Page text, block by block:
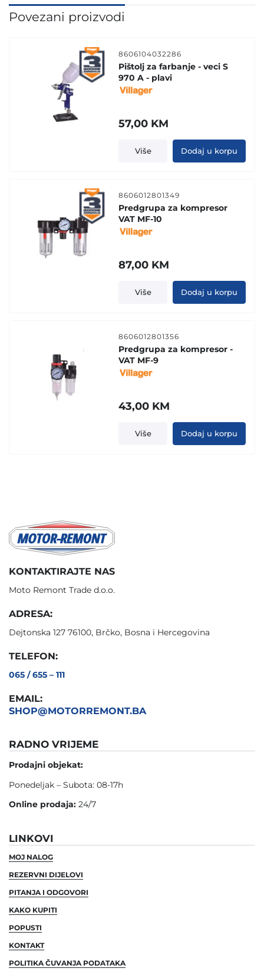
Povezani proizvodi
8606104032286
Pištolj za farbanje - veci S
970 A - plavi
57,00 KM
Više Dodaj u korpu
8606012801349
Predgrupa za kompresor
VAT MF-10
87,00 KM
Više Dodaj u korpu
8606012801356
Predgrupa za kompresor -
VAT MF-9
43,00 KM
Više Dodaj u korpu
KONTAKTIRAJTE NAS
Moto Remont Trade d.o.o.
ADRESA:
Dejtonska 127 76100, Brčko, Bosna i Hercegovina
TELEFON:
065 / 655 – 111
EMAIL:
SHOP@MOTORREMONT.BA
RADNO VRIJEME
Prodajni objekat:
Ponedeljak – Subota: 08-17h
Online prodaja: 24/7
LINKOVI
MOJ NALOG
REZERVNI DIJELOVI
PITANJA I ODGOVORI
KAKO KUPITI
POPUSTI
KONTAKT
POLITIKA ČUVANJA PODATAKA